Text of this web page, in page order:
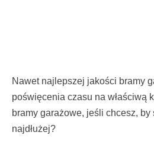
Nawet najlepszej jakości bramy
poświęcenia czasu na właściwą
bramy garażowe, jeśli chcesz, by
najdłużej?